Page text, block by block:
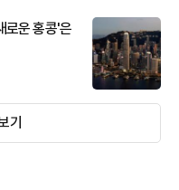
로운 홍콩'은
기